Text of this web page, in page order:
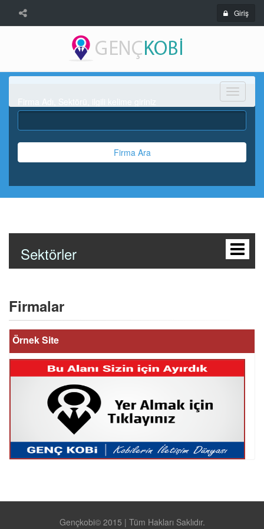
Giriş
Menü
Firma Ara
Sektörler
Firmalar
Örnek Site
Gençkobi© 2015 | Tüm Hakları Saklıdır.